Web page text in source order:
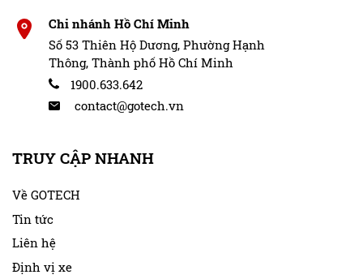
Nhờ có các ứng dụng này, bạn cũng sẽ yên tâm cho các
bé nhỏ ngoan ngoãn ngồi yên để không bị ảnh hưởng
khi lái xe, thoải mái khi đi đường dài.
Chi nhánh Hồ Chí Minh
Số 53 Thiên Hộ Dương, Phường Hạnh
Thông, Thành phố Hồ Chí Minh
1900.633.642
contact@gotech.vn
TRUY CẬP NHANH
Về GOTECH
Tin tức
Liên hệ
Định vị xe